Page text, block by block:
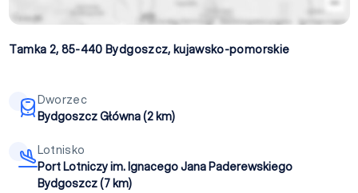
Tamka 2, 85-440Bydgoszcz, kujawsko-pomorskie
Dworzec
Bydgoszcz Główna (2 km)
Lotnisko
Port Lotniczy im. Ignacego Jana Paderewskiego
Bydgoszcz (7 km)